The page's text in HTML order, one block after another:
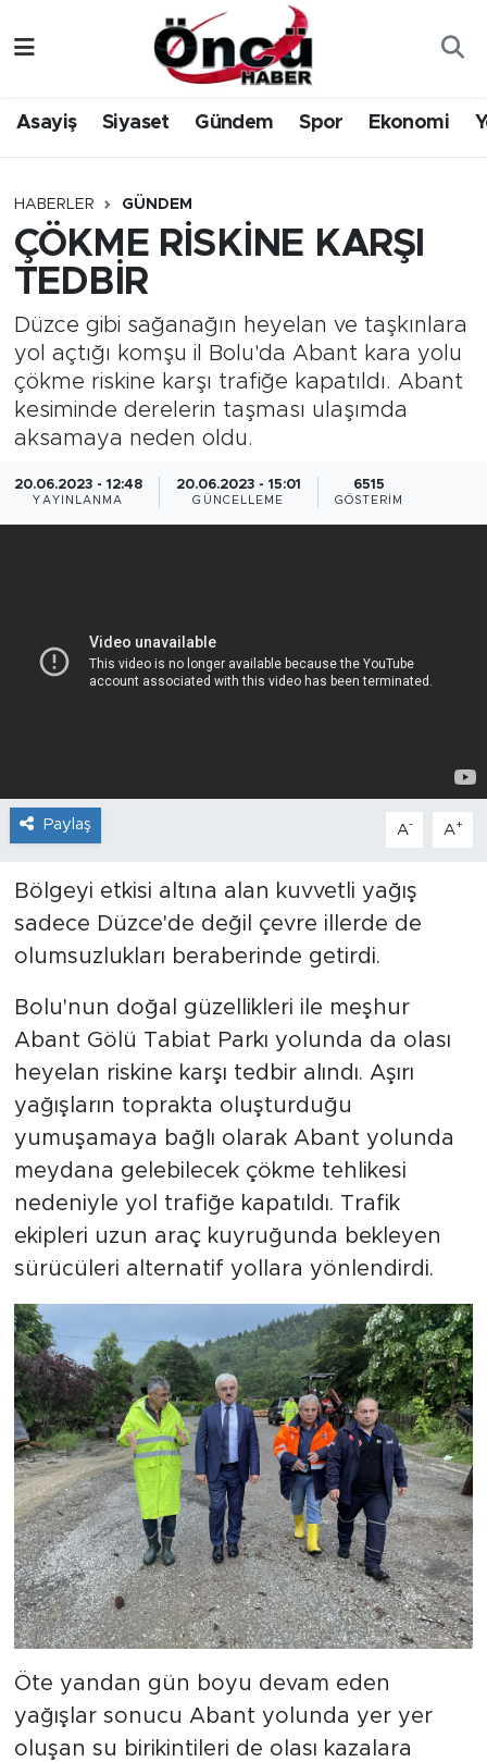
Asayiş Siyaset Gündem Spor Ekonomi
HABERLER GÜNDEM
ÇÖKME RİSKİNE KARŞI
TEDBİR
Düzce gibi sağanağın heyelan ve taşkınlara
yol açtığı komşu il Bolu'da Abant kara yolu
çökme riskine karşı trafiğe kapatıldı. Abant
kesiminde derelerin taşması ulaşımda
aksamaya neden oldu.
20.06.2023 - 12:48
YAYINLANMA
20.06.2023 - 15:01
GÜNCELLEME
6515
GÖSTERIM
Paylaş A- A+
Bölgeyi etkisi altına alan kuvvetli yağış
sadece Düzce'de değil çevre illerde de
olumsuzlukları beraberinde getirdi.
Bolu'nun doğal güzellikleri ile meşhur
Abant Gölü Tabiat Parkı yolunda da olası
heyelan riskine karşı tedbir alındı. Aşırı
yağışların toprakta oluşturduğu
yumuşamaya bağlı olarak Abant yolunda
meydana gelebilecek çökme tehlikesi
nedeniyle yol trafiğe kapatıldı. Trafik
ekipleri uzun araç kuyruğunda bekleyen
sürücüleri alternatif yollara yönlendirdi.
Öte yandan gün boyu devam eden
yağışlar sonucu Abant yolunda yer yer
oluşan su birikintileri de olası kazalara
Gündem
Sağlık & Çevre
Spor
Yerel Haber
Öncü Radyo Dinle
Düzce Nöbetçi Eczaneler
Düzce Hava Durumu
Düzce Namaz Vakitleri
Düzce Trafik Yoğunluk Haritası
Tüm Manşetler
Son Dakika Haberleri